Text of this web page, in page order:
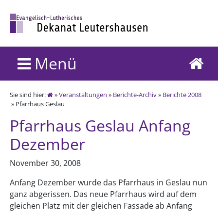
Menü
Sie sind hier: »Veranstaltungen » Berichte-Archiv» Berichte 2008
» Pfarrhaus Geslau
Pfarrhaus Geslau Anfang
Dezember
November 30, 2008
Anfang Dezember wurde das Pfarrhaus in Geslau nun
ganz abgerissen. Das neue Pfarrhaus wird auf dem
gleichen Platz mit der gleichen Fassade ab Anfang